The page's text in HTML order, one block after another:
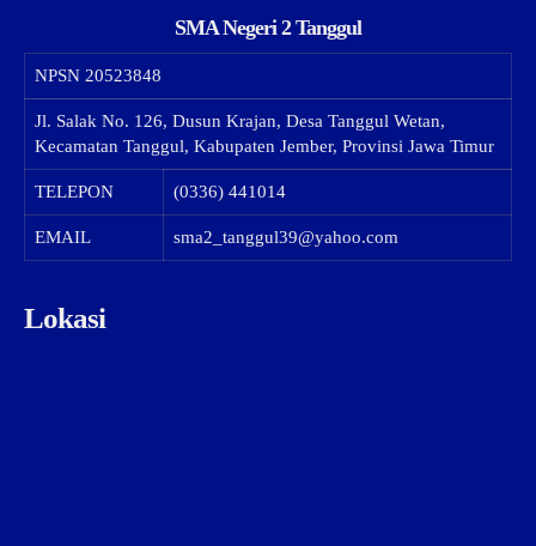
SMA Negeri 2 Tanggul
NPSN 20523848
Jl. Salak No. 126, Dusun Krajan, Desa Tanggul Wetan,
Kecamatan Tanggul, Kabupaten Jember, Provinsi Jawa Timur
TELEPON (0336) 441014
EMAIL sma2_tanggul39@yahoo.com
Lokasi